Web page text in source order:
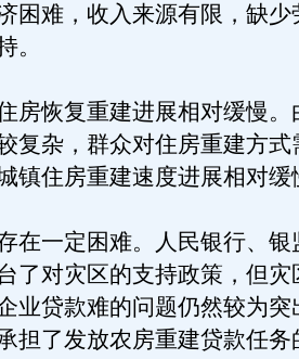
困难，收入来源有限，缺
。
复重建进展相对缓慢。
复杂，群众对住房重建方式
镇住房重建速度进展相对缓
定困难。人民银行、银
了对灾区的支持政策，但灾
业贷款难的问题仍然较为突
担了发放农房重建贷款任